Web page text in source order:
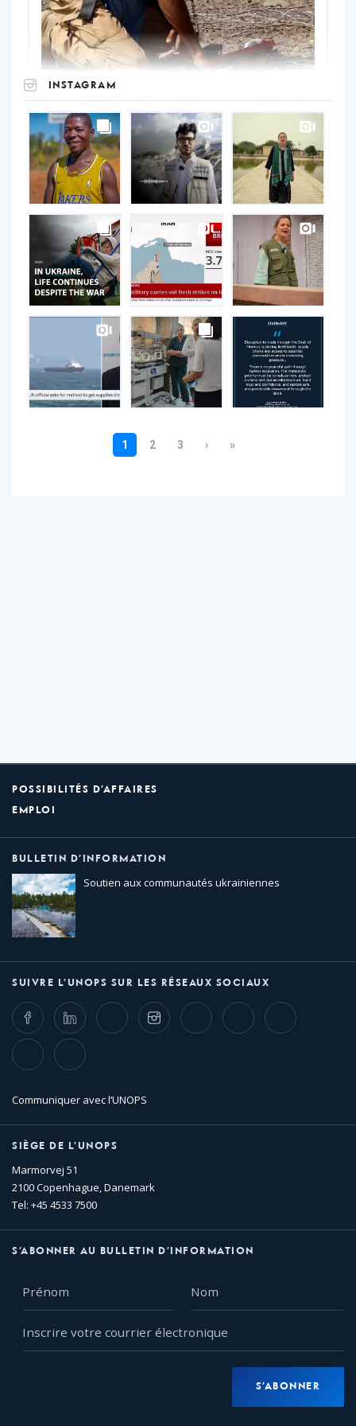
INSTAGRAM
UNOPS
on
Instagram
POSSIBILITÉS D’AFFAIRES
EMPLOI
BULLETIN D’INFORMATION
Soutien aux communautés ukrainiennes
SUIVRE L’UNOPS SUR LES RÉSEAUX SOCIAUX
FacebookLinkedIn Twitter InstagramWhatsappBluesky Threads
TikTok Flickr
Communiquer avec l’UNOPS
SIÈGE DE L’UNOPS
Marmorvej 51
2100 Copenhague, Danemark
Tel: +45 4533 7500
S’ABONNER AU BULLETIN D’INFORMATION
votre
S’ABONNER